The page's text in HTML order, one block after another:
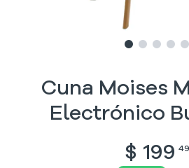
Slide1
Slide2
Slide3
Cuna Moises
Electrónico
$ 199 49